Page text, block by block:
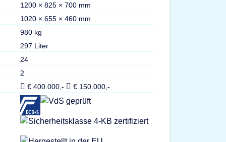
1200 × 825 × 700 mm
1020 × 655 × 460 mm
980 kg
297 Liter
24
2
€ 400.000,-
€ 150.000,-